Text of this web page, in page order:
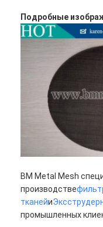
Архитектурная
Алюминиевый
Сетчатый
загородка
Пчелиная сетка
400 х
400
0.028
Подробные
BM Metal Mesh
производстве
тканейи
промышленных